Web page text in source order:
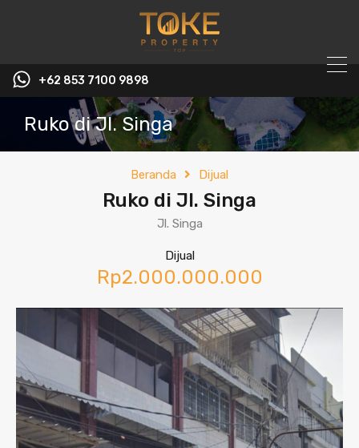
+62 853 7100 9898‬
Ruko di Jl. Singa
Beranda Dijual
Ruko di Jl. Singa
Jl. Singa
Dijual
Rp2.000.000.000